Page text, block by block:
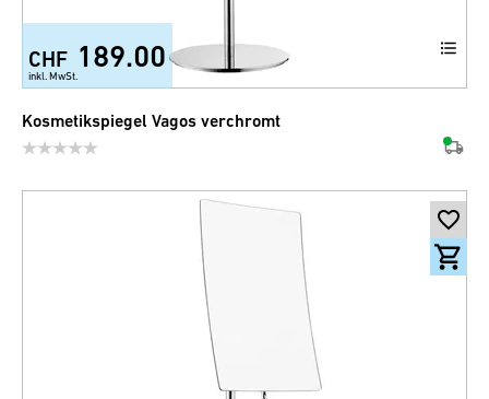
CHF 189.00
inkl. MwSt.
Kosmetikspiegel Vagos verchromt